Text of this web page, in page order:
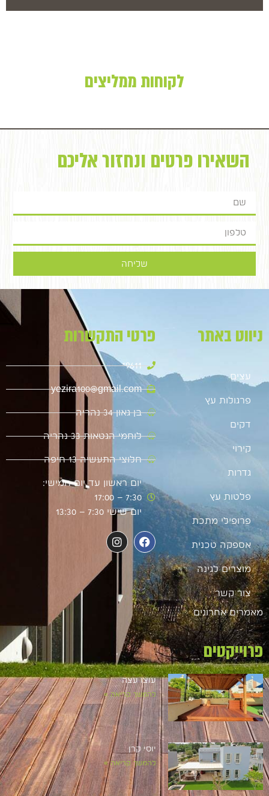
לקוחות ממליצים
השאירו פרטים ונחזור אליכם
שליחה
ניווט באתר
עצים
פרגולות עץ
דקים
קירוי
גדרות
פלטות עץ
פרופילי מתכת
אספקה טכנית
מוצרים לגינה
צור קשר
מאמרים אחרונים
פרטי התקשרות
9611*
yezira100@gmail.com
בן גאון 34 נהריה
לוחמי הגטאות 33 נהריה
חלוצי התעשיה 13 חיפה
יום ראשון עד יום חמישי:
7:30 – 17:00
יום שישי 7:30 – 13:30
פרוייקטים
עוצו עצה
להמשך קריאה »
יוסי קרן
להמשך קריאה »